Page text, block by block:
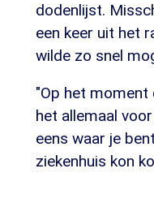
dodenlijst.
een keer uit het
wilde zo snel
"Op het moment
het allemaal
eens waar je
ziekenhuis kon